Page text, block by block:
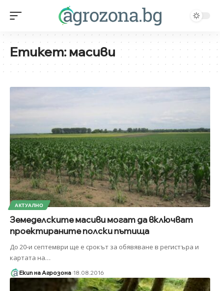
Етикет:масиви
АКТУАЛНО
Земеделските масиви могат да включват
проектираните полски пътища
До 20-и септември ще е срокът за обявяване в регистъра и
картата на…
Екип на Агрозона 18.08.2016